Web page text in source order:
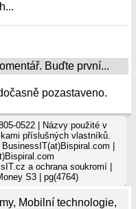
, Mobilní technologie,
Buďte první...
pozastaveno.
0522 | Názvy použité v
příslušných vlastníků.
|
a ochrana soukromí|
S3 | pg(4764)